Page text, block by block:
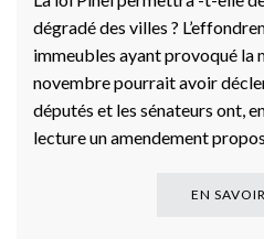
dégradé des villes ?
immeubles ayant provoqué la
novembre pourrait avoir
députés et les sénateurs ont,
lecture un amendement
EN